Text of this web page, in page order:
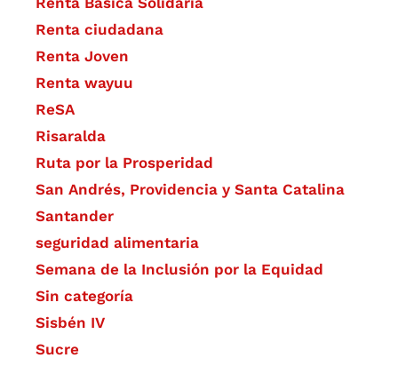
Renta ciudadana
Renta Joven
Renta wayuu
ReSA
Risaralda
Ruta por la Prosperidad
San Andrés, Providencia y Santa Catalina
Santander
seguridad alimentaria
Semana de la Inclusión por la Equidad
Sin categoría
Sisbén IV
Sucre